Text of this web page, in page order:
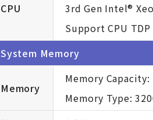
CPU
3rd Gen Intel®
Support CPU TDP
System Memory
Memory
Memory
Memory Type: